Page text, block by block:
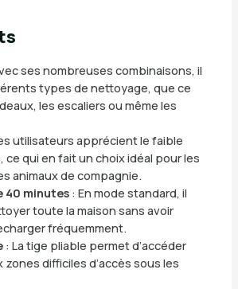
ses nombreuses combinaisons, il
types de nettoyage, que ce
les escaliers ou même les
utilisateurs apprécient le faible
ce qui en fait un choix idéal pour les
animaux de compagnie.
40 minutes: En mode standard, il
toute la maison sans avoir
fréquemment.
: La tige pliable permet d’accéder
difficiles d’accès sous les